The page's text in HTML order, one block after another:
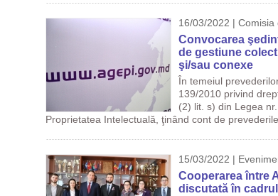
16/03/2022 |
Convocarea
de gestiune
şi/sau conexe
În temeiul
139/2010 privind
(2) lit. s) din Legea
Proprietatea Intelectuală, ţinând cont de
15/03/2022 |
Cooperarea între
discutată în